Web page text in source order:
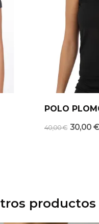
POLO
40,00 € 30,00 €